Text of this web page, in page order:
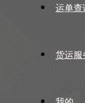
运单查
货运服